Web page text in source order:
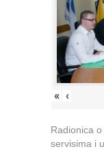
« ‹
Radionica
servisima i